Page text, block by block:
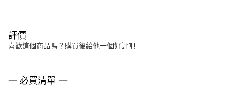
評價
喜歡這個商品嗎？購買後給他一個好評吧
一 必買清單 一